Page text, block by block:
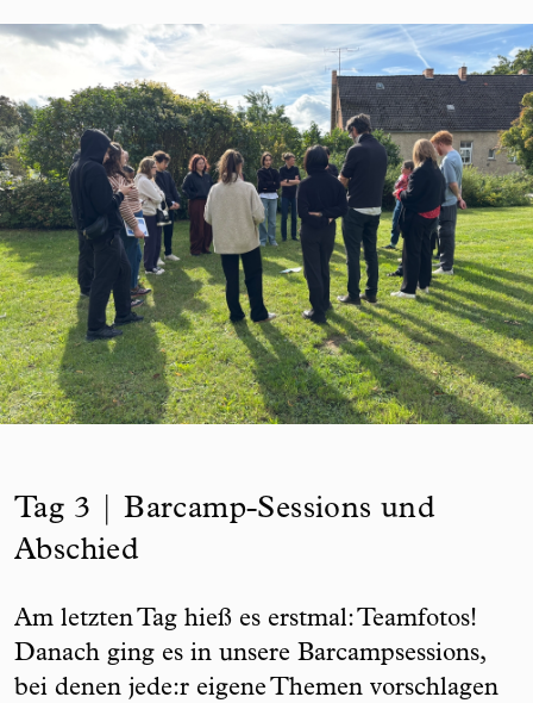
Tag 3 | Barcamp-Sessions und
Abschied
Am letzten Tag hieß es erstmal: Teamfotos!
Danach ging es in unsere Barcampsessions,
bei denen jede:r eigene Themen vorschlagen